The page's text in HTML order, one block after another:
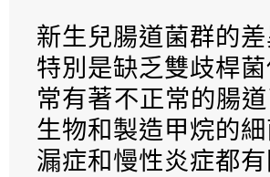
新生兒腸道菌群的
特別是缺乏雙歧桿
常有著不正常的腸
生物和製造甲烷的
漏症和慢性炎症都